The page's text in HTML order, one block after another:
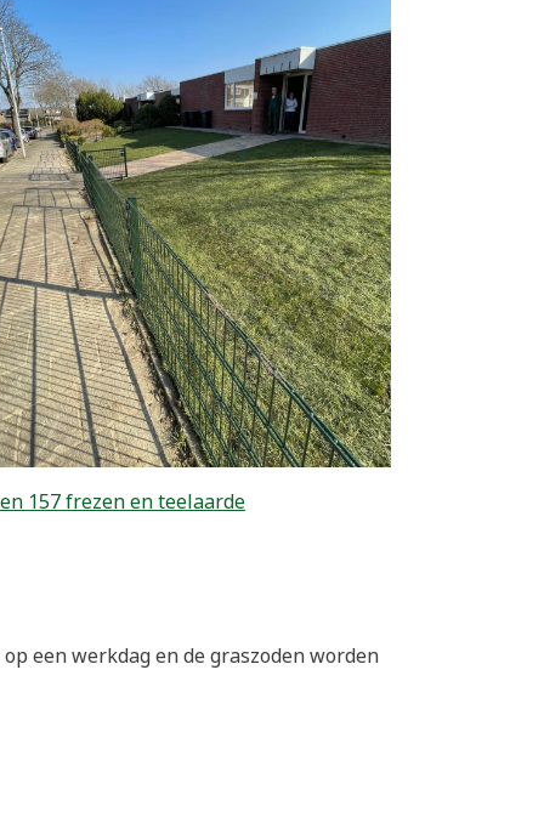
157 frezen en teelaarde
een werkdag en de graszoden worden